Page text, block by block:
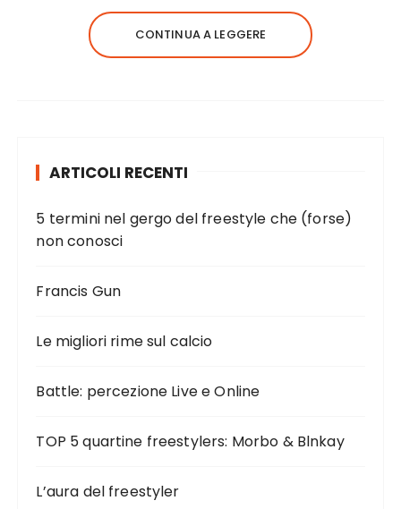
CONTINUA A LEGGERE
ARTICOLI RECENTI
5 termini nel gergo del freestyle che (forse)
non conosci
Francis Gun
Le migliori rime sul calcio
Battle: percezione Live e Online
TOP 5 quartine freestylers: Morbo & Blnkay
L’aura del freestyler